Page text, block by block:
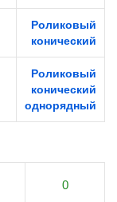
Роликовый
конический
Роликовый
конический
однорядный
0